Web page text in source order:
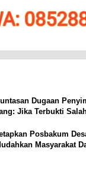
Dugaan
Jika Terbukti
Posbakum
Masyarakat